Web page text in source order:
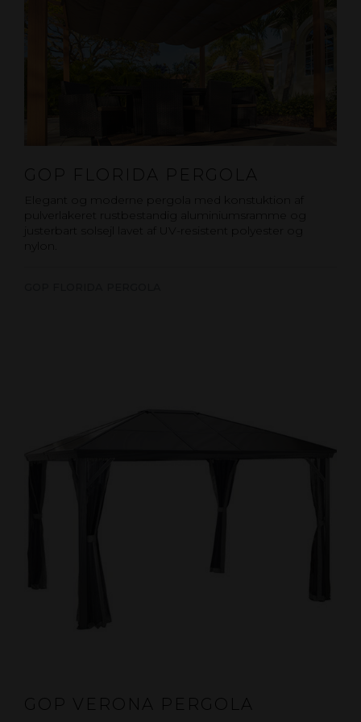
GOP FLORIDA PERGOLA
Elegant og moderne pergola med konstuktion af
pulverlakeret rustbestandig aluminiumsramme og
justerbart solsejl lavet af UV-resistent polyester og
GOP VERONA PERGOLA